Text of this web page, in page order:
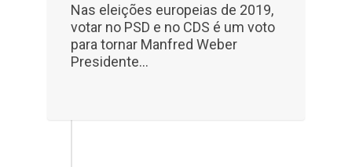
Nas eleições europeias de 2019,
votar no PSD e no CDS é um voto
para tornar Manfred Weber
Presidente...